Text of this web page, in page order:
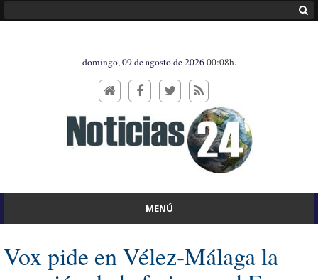
domingo, 09 de agosto de 202600:08h.
MENÚ
Vox pide en Vélez-Málaga la